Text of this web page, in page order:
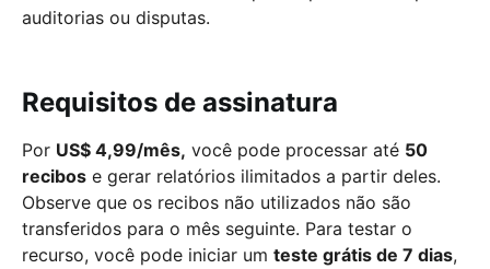
auditorias ou disputas.
Requisitos de assinatura
Por US$ 4,99/mês, você pode processar até 50
recibos e gerar relatórios ilimitados a partir deles.
Observe que os recibos não utilizados não são
transferidos para o mês seguinte. Para testar o
recurso, você pode iniciar um teste grátis de 7 dias,